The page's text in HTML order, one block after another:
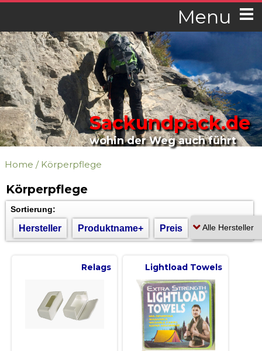
Menu
Sackundpack.de
wohin der Weg auch führt
Home / Körperpflege
Körperpflege
Sortierung:
Hersteller Produktname+ Preis
Relags Lightload Towels